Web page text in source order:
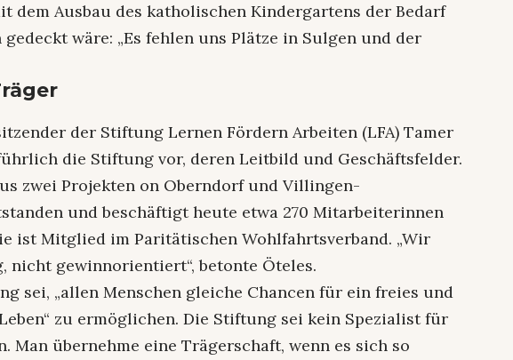
dem Ausbau des katholischen Kindergartens der Bedarf
wäre: „Es fehlen uns Plätze in Sulgen und der
der Stiftung Lernen Fördern Arbeiten (LFA) Tamer
die Stiftung vor, deren Leitbild und Geschäftsfelder.
zwei Projekten on Oberndorf und Villingen-
und beschäftigt heute etwa 270 Mitarbeiterinnen
ist Mitglied im Paritätischen Wohlfahrtsverband. „Wir
nicht gewinnorientiert“, betonte Öteles.
sei, „allen Menschen gleiche Chancen für ein freies und
zu ermöglichen. Die Stiftung sei kein Spezialist für
Man übernehme eine Trägerschaft, wenn es sich so